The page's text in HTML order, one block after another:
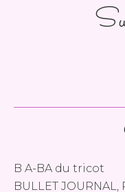
B A-BA du tricot
BULLET JOURNAL,